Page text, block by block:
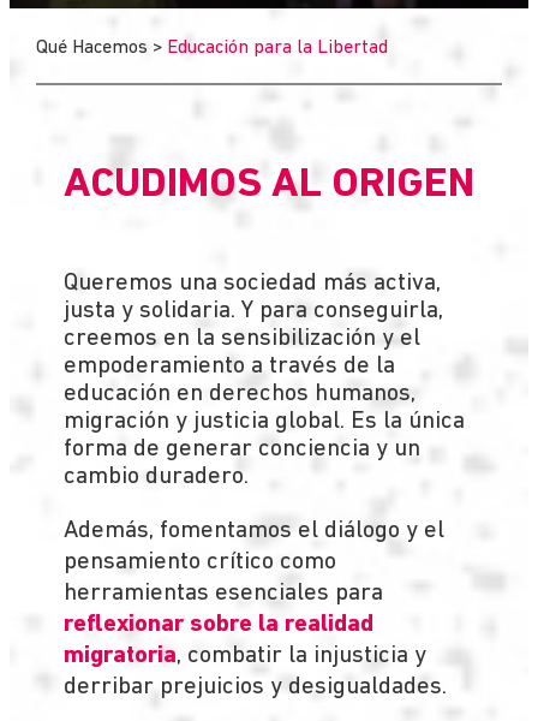
Qué Hacemos > Educación para la Libertad
ACUDIMOS AL ORIGEN
Queremos una sociedad más activa,
justa y solidaria. Y para conseguirla,
creemos en la sensibilización y el
empoderamiento a través de la
educación en derechos humanos,
migración y justicia global. Es la única
forma de generar conciencia y un
cambio duradero.
Además, fomentamos el diálogo y el
pensamiento crítico como
herramientas esenciales para
reflexionar sobre la realidad
migratoria, combatir la injusticia y
derribar prejuicios y desigualdades.